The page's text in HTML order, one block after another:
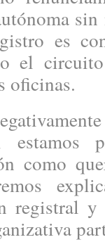
es
el
oficinas.
como
registral y